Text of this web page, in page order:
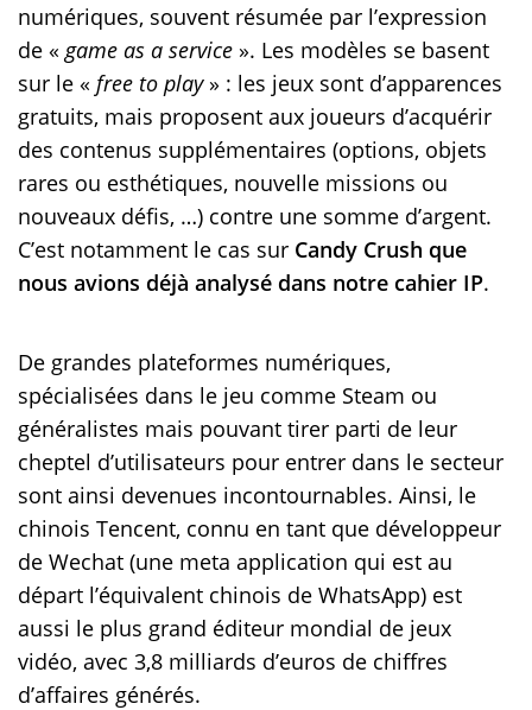
numériques, souvent résumée par l’expression
de « game as a service ». Les modèles se basent
sur le « free to play » : les jeux sont d’apparences
gratuits, mais proposent aux joueurs d’acquérir
des contenus supplémentaires (options, objets
rares ou esthétiques, nouvelle missions ou
nouveaux défis, …) contre une somme d’argent.
C’est notamment le cas sur Candy Crush que
nous avions déjà analysé dans notre cahier IP.
De grandes plateformes numériques,
spécialisées dans le jeu comme Steam ou
généralistes mais pouvant tirer parti de leur
cheptel d’utilisateurs pour entrer dans le secteur
sont ainsi devenues incontournables. Ainsi, le
chinois Tencent, connu en tant que développeur
de Wechat (une meta application qui est au
départ l’équivalent chinois de WhatsApp) est
aussi le plus grand éditeur mondial de jeux
vidéo, avec 3,8 milliards d’euros de chiffres
d’affaires générés.